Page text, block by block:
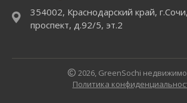
354002, Краснодарский край,
проспект, д.92/5, эт.2
2026, GreenSochi
Политика